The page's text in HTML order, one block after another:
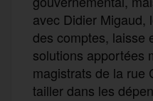
avec Didier Migaud,
des comptes, laisse
solutions apportées
magistrats de la rue
tailler dans les